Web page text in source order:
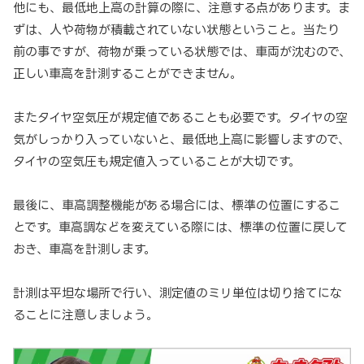
他にも、最低地上高の計算の際に、注意する点があります。ま
ずは、人や荷物が積載されていない状態ということ。当たり
前の事ですが、荷物が乗っている状態では、車両が沈むので、
正しい車高を計測することができません。
またタイヤ空気圧が規定値であることも必要です。タイヤの空
気がしっかり入っていないと、最低地上高に影響しますので、
タイヤの空気圧も規定値入っていることが大切です。
最後に、車高調整機能がある場合には、標準の位置にするこ
とです。車高調などを変えている際には、標準の位置に戻して
おき、車高を計測します。
計測は平坦な場所で行い、測定値のミリ単位は切り捨てにな
ることに注意しましょう。